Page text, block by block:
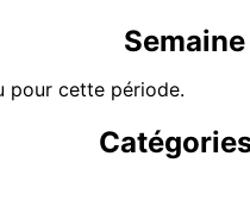
pour cette période.